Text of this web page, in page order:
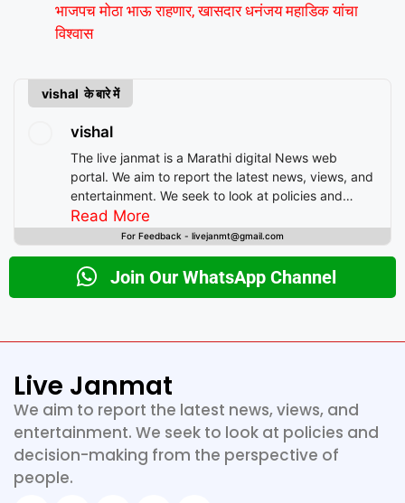
भाजपच मोठा भाऊ राहणार, खासदार धनंजय महाडिक यांचा
विश्वास
vishal के बारे में
vishal
The live janmat is a Marathi digital News web
portal. We aim to report the latest news, views, and
entertainment. We seek to look at policies and
decision-making from the perspective of people.
Read More
For Feedback - livejanmt@gmail.com
Join Our WhatsApp Channel
Live Janmat
We aim to report the latest news, views, and
entertainment. We seek to look at policies and
decision-making from the perspective of
people.